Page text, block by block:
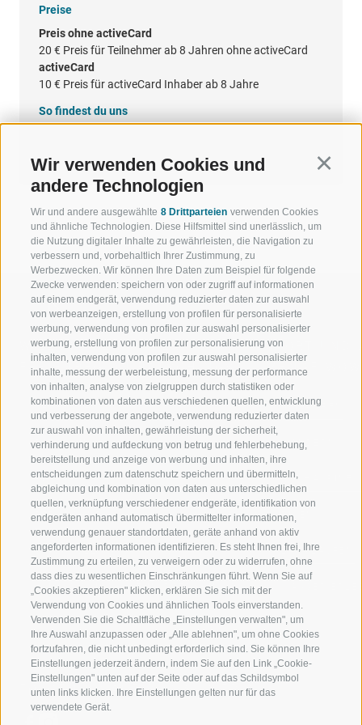
Wir verwenden Cookies und
andere Technologien
Wir und andere ausgewählte 8 Drittparteien verwenden Cookies
und ähnliche Technologien. Diese Hilfsmittel sind unerlässlich, um
die Nutzung digitaler Inhalte zu gewährleisten, die Navigation zu
verbessern und, vorbehaltlich Ihrer Zustimmung, zu
Werbezwecken. Wir können Ihre Daten zum Beispiel für folgende
Zwecke verwenden: speichern von oder zugriff auf informationen
auf einem endgerät, verwendung reduzierter daten zur auswahl
von werbeanzeigen, erstellung von profilen für personalisierte
werbung, verwendung von profilen zur auswahl personalisierter
werbung, erstellung von profilen zur personalisierung von
inhalten, verwendung von profilen zur auswahl personalisierter
inhalte, messung der werbeleistung, messung der performance
von inhalten, analyse von zielgruppen durch statistiken oder
kombinationen von daten aus verschiedenen quellen, entwicklung
und verbesserung der angebote, verwendung reduzierter daten
zur auswahl von inhalten, gewährleistung der sicherheit,
verhinderung und aufdeckung von betrug und fehlerbehebung,
bereitstellung und anzeige von werbung und inhalten, ihre
entscheidungen zum datenschutz speichern und übermitteln,
abgleichung und kombination von daten aus unterschiedlichen
quellen, verknüpfung verschiedener endgeräte, identifikation von
endgeräten anhand automatisch übermittelter informationen,
verwendung genauer standortdaten, geräte anhand von aktiv
angeforderten informationen identifizieren. Es steht Ihnen frei, Ihre
Zustimmung zu erteilen, zu verweigern oder zu widerrufen, ohne
dass dies zu wesentlichen Einschränkungen führt. Wenn Sie auf
„Cookies akzeptieren" klicken, erklären Sie sich mit der
Verwendung von Cookies und ähnlichen Tools einverstanden.
Verwenden Sie die Schaltfläche „Einstellungen verwalten", um
Ihre Auswahl anzupassen oder „Alle ablehnen", um ohne Cookies
fortzufahren, die nicht unbedingt erforderlich sind. Sie können Ihre
Einstellungen jederzeit ändern, indem Sie auf den Link „Cookie-
Einstellungen" unten auf der Seite oder auf das Schildsymbol
unten links klicken. Ihre Einstellungen gelten nur für das
verwendete Gerät.
Preise
Preis ohne activeCard
20 € Preis für Teilnehmer ab 8 Jahren ohne activeCard
activeCard
10 € Preis für activeCard Inhaber ab 8 Jahre
So findest du uns
WILLKOMMEN IN DER
FERIENREGION RATSCHINGS
JAUFENTAL
RATSCHINGS
RIDNAUNTAL
BERGBAHNEN
SKISCHULE RATSCHINGS
LUISL'S SKISCHULE IN RATSCHINGS
SPORT UND
MENGE
SKIFAHREN
WANDERN
HOCHALPINE
BIKEN
LANGLAUFEN
FOLGE UNS AUF SOCIAL MEDIA